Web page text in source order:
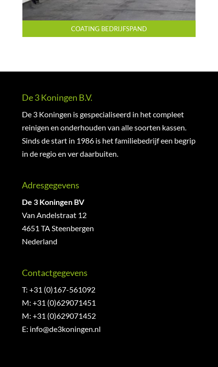
COATING BEDRIJFSPAND
De 3 Koningen B.V.
De 3 Koningen is gespecialiseerd in het compleet
reinigen en onderhouden van alle soorten kassen.
Sinds de start in 1986 is het familiebedrijf een begrip
in de regio en ver daarbuiten.
Adresgegevens
De 3 Koningen BV
Van Andelstraat 12
4651 TA Steenbergen
Nederland
Contactgegevens
T: +31 (0)167-561092
M: +31 (0)629071451
M: +31 (0)629071452
E: info@de3koningen.nl